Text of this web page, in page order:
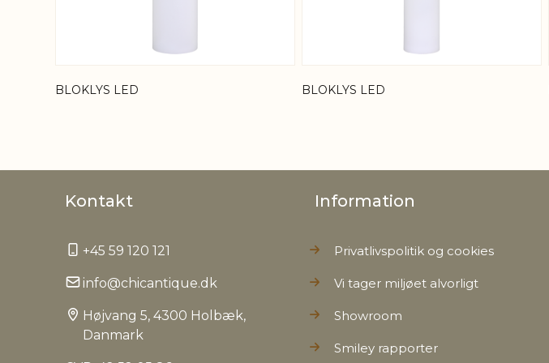
BLOKLYS LED BLOKLYS LED
Kontakt
+45 59 120 121
info@chicantique.dk
Højvang 5, 4300 Holbæk,
Danmark
Information
Privatlivspolitik og cookies
Vi tager miljøet alvorligt
Showroom
Smiley rapporter